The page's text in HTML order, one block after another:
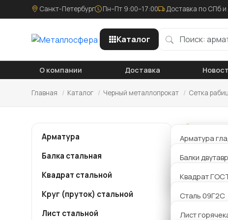
Санкт-Петербург Пн–Пт 9:00–17:00 Доставка по СПб
Каталог
О компании Доставка
Главная / Каталог / Черный металлопрокат / Сетка
Арматура
Арматура
Арматура
Арматура
Балка стальная
Балки
Балки Б
Балки К
Балки Ш
Квадрат стальной Квадрат
Круг (пруток) стальной
Сталь 09Г2С
Сталь 20
Лист стальной
Лист